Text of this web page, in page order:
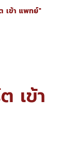
เข้า แพทย์"
เข้า